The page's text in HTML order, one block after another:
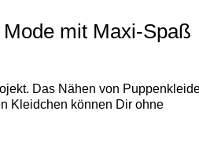
mit Maxi-Spaß
Das Nähen von
Kleidchen können Dir ohne